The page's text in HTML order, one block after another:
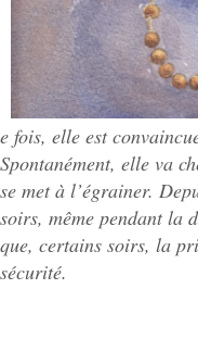
e fois, elle est
Spontanément, elle va
se met à l’égrainer.
soirs, même pendant la
que, certains soirs, la
sécurité.